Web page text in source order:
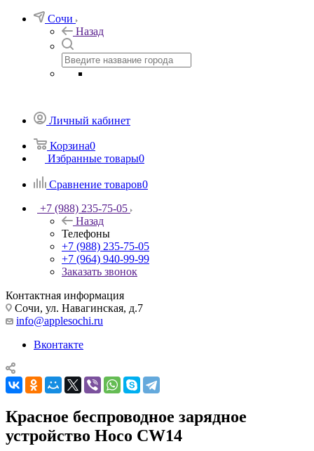
Сочи
Назад
Личный кабинет
Корзина0
Избранные товары0
Сравнение товаров0
+7 (988) 235-75-05
Назад
Телефоны
+7 (988) 235-75-05
+7 (964) 940-99-99
Заказать звонок
Контактная информация
Сочи, ул. Навагинская, д.7
info@applesochi.ru
Вконтакте
Красное беспроводное зарядное
устройство Hoco CW14